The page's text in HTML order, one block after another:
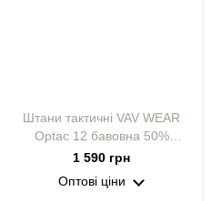
Штани тактичні VAV WEAR
Optac 12 бавовна 50%
поліамід 50% к:мультикам р.
1 590 грн
Оптові ціни